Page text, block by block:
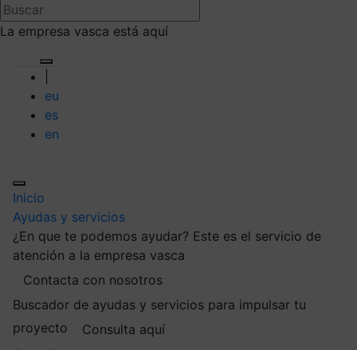
La empresa vasca está aquí
eu
es
en
Inicio
Ayudas y servicios
¿En que te podemos ayudar? Este es el servicio de
atención a la empresa vasca
Contacta con nosotros
Buscador de ayudas y servicios para impulsar tu
proyecto
Consulta aquí